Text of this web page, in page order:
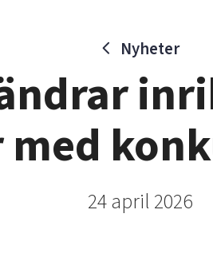
Nyheter
24 april 2026